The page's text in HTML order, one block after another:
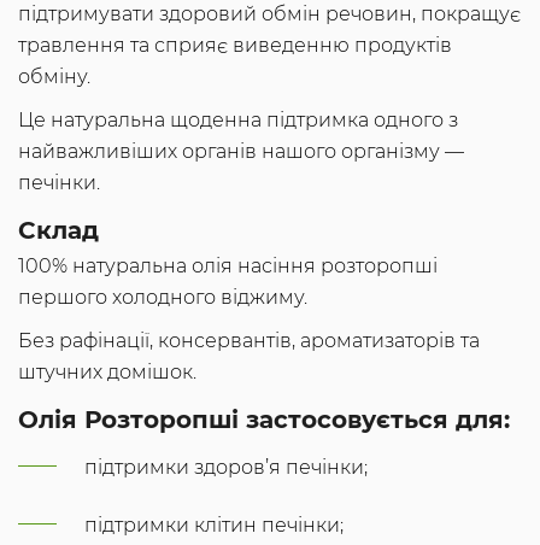
підтримувати здоровий обмін речовин, покращує
травлення та сприяє виведенню продуктів
обміну.
Це натуральна щоденна підтримка одного з
найважливіших органів нашого організму —
печінки.
Склад
100% натуральна олія насіння розторопші
першого холодного віджиму.
Без рафінації, консервантів, ароматизаторів та
штучних домішок.
Олія Розторопші застосовується для:
підтримки здоров’я печінки;
підтримки клітин печінки;